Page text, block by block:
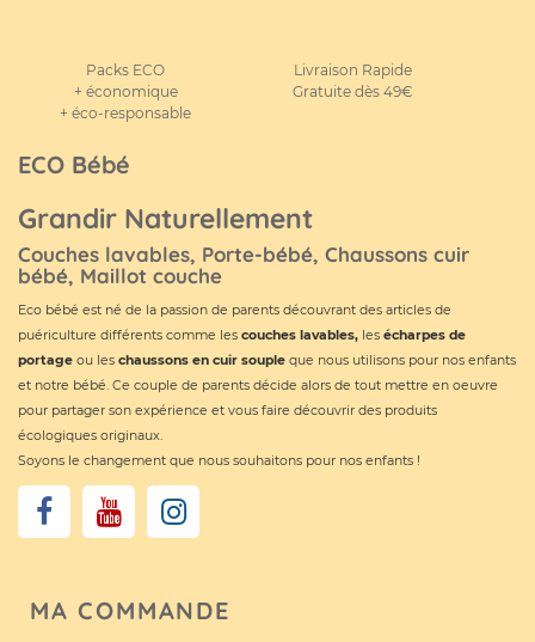
Packs ECO
+ économique
+ éco-responsable
Livraison Rapide
Gratuite dès 49€
ECO Bébé
Grandir Naturellement
Couches lavables, Porte-bébé, Chaussons cuir
bébé, Maillot couche
Eco bébé est né de la passion de parents découvrant des articles de
puériculture différents comme les couches lavables, les écharpes de
portage ou les chaussons en cuir souple que nous utilisons pour nos enfants
et notre bébé. Ce couple de parents décide alors de tout mettre en oeuvre
pour partager son expérience et vous faire découvrir des produits
écologiques originaux.
Soyons le changement que nous souhaitons pour nos enfants !
MA COMMANDE